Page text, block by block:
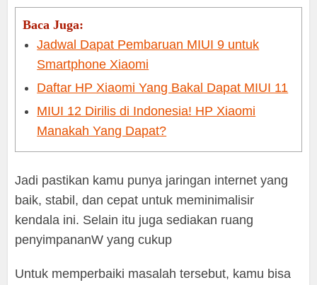
Baca Juga:
Jadwal Dapat Pembaruan MIUI 9 untuk
Smartphone Xiaomi
Daftar HP Xiaomi Yang Bakal Dapat MIUI 11
MIUI 12 Dirilis di Indonesia! HP Xiaomi
Manakah Yang Dapat?
Jadi pastikan kamu punya jaringan internet yang
baik, stabil, dan cepat untuk meminimalisir
kendala ini. Selain itu juga sediakan ruang
penyimpananW yang cukup
Untuk memperbaiki masalah tersebut, kamu bisa